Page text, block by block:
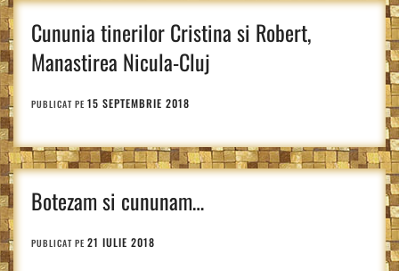
Cununia tinerilor Cristina si Robert,
Manastirea Nicula-Cluj
PUBLICAT PE 15 SEPTEMBRIE 2018
Botezam si cununam…
PUBLICAT PE 21 IULIE 2018